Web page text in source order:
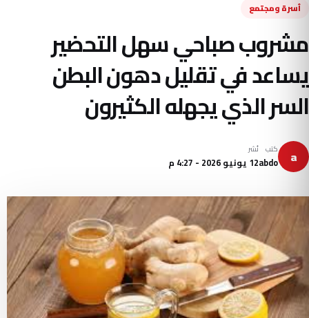
أسرة ومجتمع
مشروب صباحي سهل التحضير
يساعد في تقليل دهون البطن
السر الذي يجهله الكثيرون
a كتب
abdo
نُشر
12 يونيو 2026 - 4:27 م